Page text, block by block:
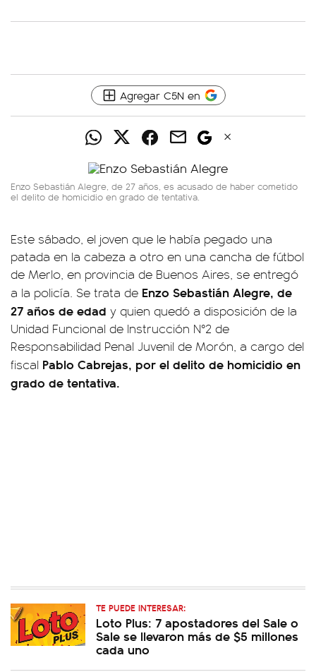
Agregar C5N en
Enzo Sebastián Alegre, de 27 años, es acusado de haber cometido
el delito de homicidio en grado de tentativa.
Este sábado, el joven que le había pegado una
patada en la cabeza a otro en una cancha de fútbol
de Merlo, en provincia de Buenos Aires, se entregó
a la policía. Se trata de Enzo Sebastián Alegre, de
27 años de edad y quien quedó a disposición de la
Unidad Funcional de Instrucción N°2 de
Responsabilidad Penal Juvenil de Morón, a cargo del
fiscal Pablo Cabrejas, por el delito de homicidio en
grado de tentativa.
TE PUEDE INTERESAR:
Loto Plus: 7 apostadores del Sale o
Sale se llevaron más de $5 millones
cada uno